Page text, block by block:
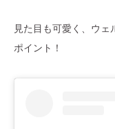
見た目も可愛く、ウ
ポイント！